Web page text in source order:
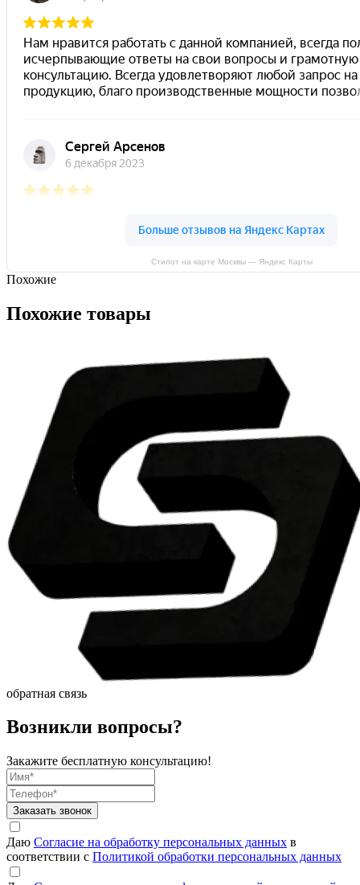
Стилот на карте Москвы — Яндекс Карты
Похожие
Похожие товары
обратная связь
Возникли вопросы?
Закажите бесплатную консультацию!
Заказать звонок
Даю Согласие на обработку персональных данных в
соответствии с Политикой обработки персональных данных